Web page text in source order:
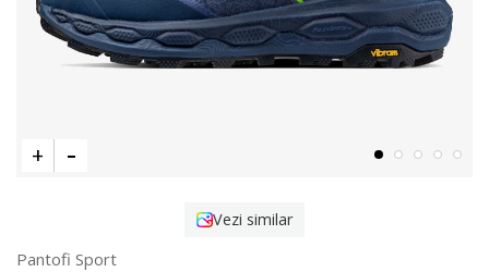
Vezi similar
Pantofi Sport